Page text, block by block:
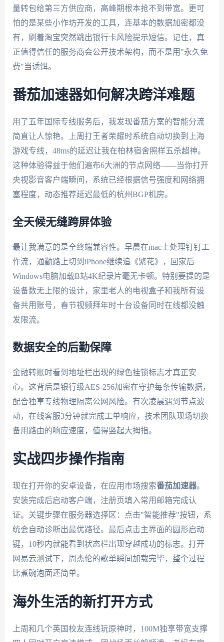
量转包给第三方供应商，高峰期根本抢不到带宽。更可
怕的是某些小作坊开发的工具，连基本的数据加密都没
有，刷着淘宝突然跳出银行卡风险提示短信。记住，真
正值得信任的服务商会公开技术架构，而不是用"永久免
费"当诱饵。
番茄加速器如何解决跨洋难题
用了五年国际专线服务后，我发现番茄方案的智能分流
简直让人惊艳。上周打王者荣耀时系统自动切换到上海
游戏专线，48ms的延迟让我在柏林宿舍照样五杀超神。
这种体验得益于他们遍布6大洲的节点网络——当你打开
央视影音客户端瞬间，系统已经根据信号强度和网络拥
塞程度，动态推荐延迟最低的杭州BGP机房。
全天候无缝跨屏体验
最让我满意的是全终端兼容性。早晨在mac上处理钉钉工
作流，通勤路上切到iPhone继续追《繁花》，回家后
Windows电脑加载B站4K纪录片毫无卡顿。特别要提的是
设备数无上限的设计，家里老人的电视盒子和我所有设
备共用账号，春节视频拜年时十台设备同时在线都没触
发限流。
数据安全的后勤保障
金融转账时看到地址栏出现的绿色挂锁标志才真正安
心。这背后是银行级AES-256加密在守护每条传输数据，
配合独享专线物理隔离公网风险。有次凌晨遇到节点波
动，在线客服3分钟就完成工单响应，技术团队现场切换
备用路由的响应速度，值得竖起大拇指。
实战四步操作指南
现在打开你的安卓设备，在应用市场搜索番茄加速器。
安装完成后启动客户端，注册页填入常用邮箱完成认
证。关键步骤在服务器选择区：点击"智能推荐"按钮，系
统会自动诊断出最优路径。最后点击主界面的圆形启动
键，10秒内就能看到状态栏出现穿越成功的标志。打开
网易云测试下，周杰伦的歌单瞬间加载完毕，整个过程
比煮碗泡面还简单。
海外生活的新打开方式
上周和几个英国校友连线玩原神时，100M独享带宽支撑